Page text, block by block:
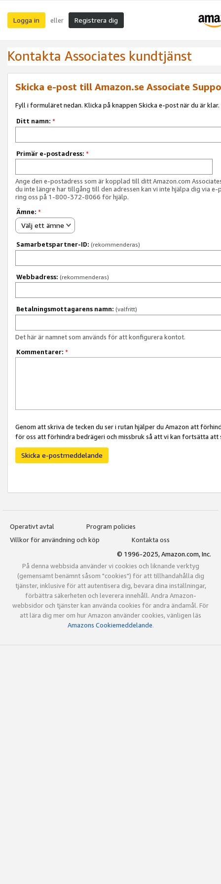
Logga in eller Registrera dig
Kontakta Associates kundtjänst
Skicka e-post till Amazon.se Associate
Fyll i formuläret nedan. Klicka på knappen Skicka e-post när du är klar.
Ditt namn: *
Primär e-postadress: *
Ange den e-postadress som är kopplad till ditt Amazon.com
du inte längre har tillgång till den adressen kan vi inte hjälpa dig via e-
ring oss på 1-800-372-8066 för hjälp.
Ämne: *
Välj ett ämne
Samarbetspartner-ID: (rekommenderas)
Webbadress: (rekommenderas)
Betalningsmottagarens namn: (valfritt)
Det här är namnet som används för att konfigurera kontot.
Kommentarer: *
Genom att skriva de tecken du ser i rutan hjälper du Amazon att
för oss att förhindra bedrägeri och missbruk så att vi kan fortsätta
Skicka e-postmeddelande
Operativt avtal
Program policies
Villkor för användning och köp
Kontakta oss
© 1996-2025, Amazon.com, Inc.
På denna webbsida använder vi cookies och liknande verktyg
(gemensamt benämnt såsom "cookies") för att tillhandahålla dig
tjänster, inklusive för att autentisera dig, bevara dina inställningar,
förbättra säkerheten och leverera innehåll. Andra Amazon-
webbsidor och tjänster kan använda cookies för andra ändamål. För
att lära dig mer om hur Amazon använder cookies, vänligen läs
Amazons Cookiemeddelande.